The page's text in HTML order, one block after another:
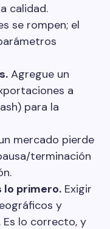
calidad.
se rompen; el
Agregue un
a
para la
mercado pierde
terminación
lo primero. Exigir
y
Es lo correcto, y